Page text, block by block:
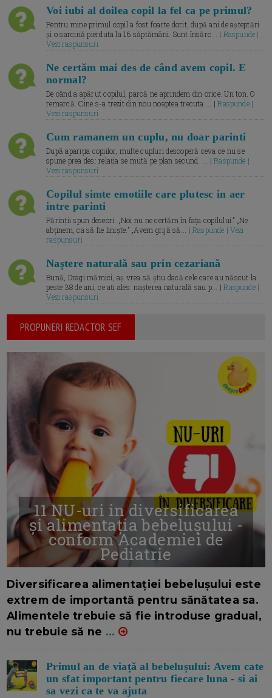
Voi iubi al doilea copil la fel ca pe primul?
Pentru mine primul copil a fost foarte dorit, după ani de așteptări
și o sarcină pierduta la 16 săptămâni. Sunt însărc... | Raspunde |
Vezi raspunsuri
Ne certăm mai des de când avem copil. E
normal?
De când a apărut copilul, parcă ne aprindem din orice. Un ton. O
remarcă. Cine s-a trezit din nou noaptea trecuta.... |Raspunde |
Vezi raspunsuri
Cum ramanem un cuplu, nu doar parinti
După apariția copiilor, multe cupluri descoperă ceva ce nu se
spune prea des: relația se mută pe plan secund. ... |Raspunde |
Vezi raspunsuri
Copilul simte emotiile care plutesc in aer
intre parinti
Părinții spun deseori: „Noi nu ne certăm în fața copilului.” „Ne
abținem, ca să fie liniște.” „Avem grijă să... | Raspunde | Vezi
raspunsuri
Naștere naturală sau prin cezariană
Bună, Dragi mămici, aș vrea să știu dacă cele care au născut la
peste 38 de ani, ce ați ales: nașterea naturală sau p... |Raspunde |
Vezi raspunsuri
PROPUNERI REDACTOR SEF
11 NU-uri in diversificarea
și alimentația bebelușului -
conform Academiei de
Pediatrie
Diversificarea alimentației bebelușului este
extrem de importantă pentru sănătatea sa.
Alimentele trebuie să fie introduse gradual,
nu trebuie să ne ...
Primul an de viață al bebelușului: Avem cate
un sfat important pentru fiecare luna - si ai
sa vezi ca te va ajuta